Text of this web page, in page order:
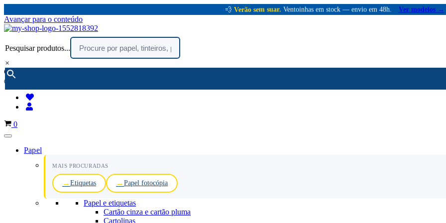
💨 Verão sem suar. Ventoinhas em stock — envio em 48h. Ver modelos →
Avançar para o conteúdo
Pesquisar produtos...
×
encomendar por telefone :
(chamada rede fixa nacional)
Carrinho
0
Papel
MAIS PROCURADAS
Etiquetas Papel fotocópia
Papel e etiquetas
Cartão cinza e cartão pluma
Cartolinas